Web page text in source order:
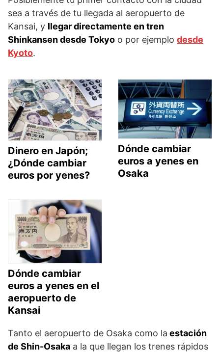
sea a través de tu llegada al aeropuerto de
Kansai, y llegar directamente en tren
Shinkansen desde Tokyo o por ejemplo desde
Kyoto.
Dinero en Japón;
¿Dónde cambiar
euros por yenes?
Dónde cambiar
euros a yenes en
Osaka
Dónde cambiar
euros a yenes en el
aeropuerto de
Kansai
Tanto el aeropuerto de Osaka como la estación
de Shin-Osaka a la que llegan los trenes rápidos